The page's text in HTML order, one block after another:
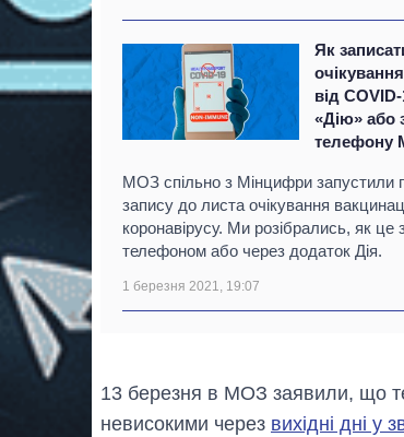
Як
від
«Дію» або
телефону
МОЗ спільно з Мінцифри запустили
запису до листа очікування
коронавірусу. Ми розібрались, як це
телефоном або через додаток Дія.
1 березня 2021, 19:07
13 березня в МОЗ заявили, що
невисокими через вихідні дні у